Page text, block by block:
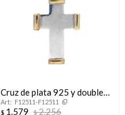
Cruz de plata 925 y double
en oro 18 ktes.
F12511-F12511
$ 1.579 $2.256